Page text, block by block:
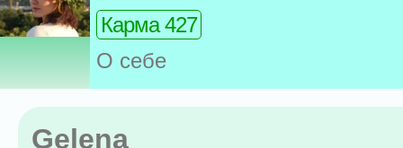
Карма 427
О себе
Gelena